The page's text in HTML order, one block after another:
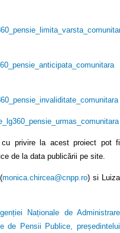
privire la acest proiect pot fi
de la data publicării pe site.
monica.chircea@cnpp.ro) si Luiza
Naționale de Administrare
de Pensii Publice, președintelui